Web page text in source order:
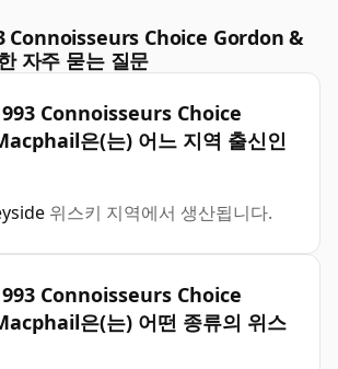
Connoisseurs Choice Gordon &
자주 묻는 질문
Connoisseurs Choice
은(는) 어느 지역 출신인
위스키 지역에서 생산됩니다.
Connoisseurs Choice
은(는) 어떤 종류의 위스